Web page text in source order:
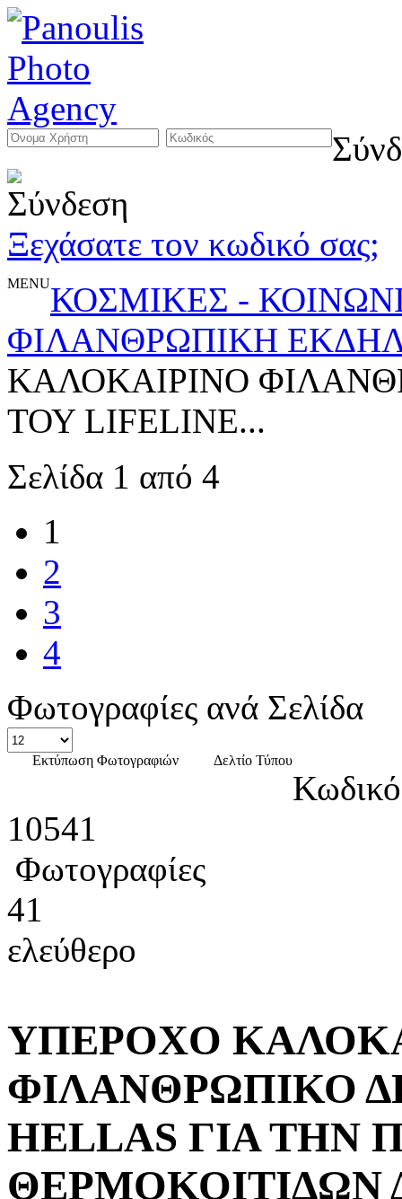
Ξεχάσατε τον κωδικό σας;
MENUΚΟΣΜΙΚΕΣ -
ΦΙΛΑΝΘΡΩΠΙΚΗ
ΚΑΛΟΚΑΙΡΙΝΟ
ΤΟΥ LIFELINE...
Σελίδα 1 από 4
1
2
3
4
Φωτογραφίες ανά Σελίδα
Εκτύπωση Φωτογραφιών Δελτίο Τύπου
10541
Φωτογραφίες
41
ελεύθερο
ΥΠΕΡΟΧΟ
ΦΙΛΑΝΘΡΩΠΙΚΟ
HELLAS ΓΙΑ ΤΗΝ
ΘΕΡΜΟΚΟΙΤΙΔΩΝ